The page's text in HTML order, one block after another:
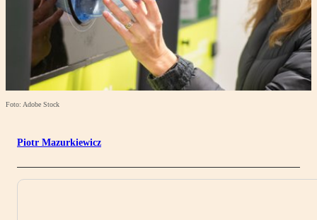
Foto: Adobe Stock
Piotr Mazurkiewicz